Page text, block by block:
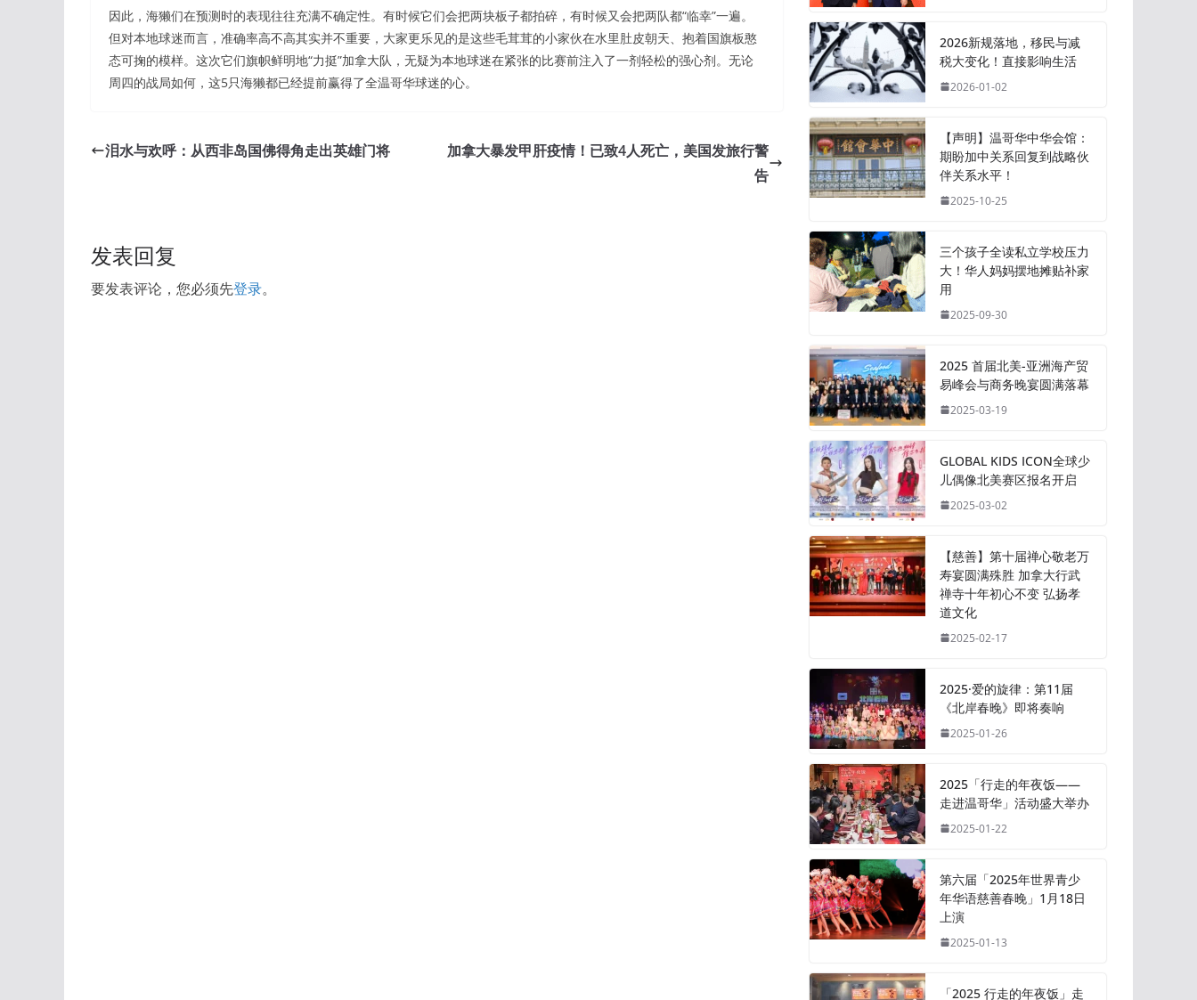
因此，海獭们在预测时的表现往往充满不确定性。有时候它们会把两块板子都拍碎，有时候又会把两队都“临幸”一遍。
但对本地球迷而言，准确率高不高其实并不重要，大家更乐见的是这些毛茸茸的小家伙在水里肚皮朝天、抱着国旗板憨
态可掬的模样。这次它们旗帜鲜明地“力挺”加拿大队，无疑为本地球迷在紧张的比赛前注入了一剂轻松的强心剂。无论
周四的战局如何，这5只海獭都已经提前赢得了全温哥华球迷的心。
泪水与欢呼：从西非岛国佛得角走出英雄门将
加拿大暴发甲肝疫情！已致4人死亡，美国发旅行警
告
发表回复
要发表评论，您必须先登录。
2026新规落地，移民与减
税大变化！直接影响生活
2026-01-02
【声明】温哥华中华会馆：
期盼加中关系回复到战略伙
伴关系水平！
2025-10-25
三个孩子全读私立学校压力
大！华人妈妈摆地摊贴补家
用
2025-09-30
2025 首届北美-亚洲海产贸
易峰会与商务晚宴圆满落幕
2025-03-19
GLOBAL KIDS ICON全球少
儿偶像北美赛区报名开启
2025-03-02
【慈善】第十届禅心敬老万
寿宴圆满殊胜 加拿大行武
禅寺十年初心不变 弘扬孝
道文化
2025-02-17
2025·爱的旋律：第11届
《北岸春晚》即将奏响
2025-01-26
2025「行走的年夜饭——
走进温哥华」活动盛大举办
2025-01-22
第六届「2025年世界青少
年华语慈善春晚」1月18日
上演
2025-01-13
「2025 行走的年夜饭」走